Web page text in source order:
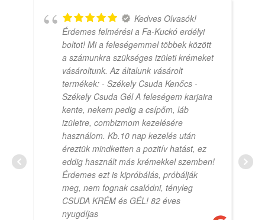
Kedves Olvasók!
Érdemes felmérési a Fa-Kuckó erdélyi
boltot! Mi a feleségemmel többek között
a számunkra szükséges izületi krémeket
vásároltunk. Az általunk vásárolt
termékek: - Székely Csuda Kenőcs -
Székely Csuda Gél A feleségem karjaira
kente, nekem pedig a csípőm, láb
izületre, combizmom kezelésére
használom. Kb.10 nap kezelés után
éreztük mindketten a pozitív hatást, ez
eddig használt más krémekkel szemben!
Érdemes ezt is kipróbálás, próbálják
meg, nem fognak csalódni, tényleg
CSUDA KRÉM és GÉL! 82 éves
nyugdíjas